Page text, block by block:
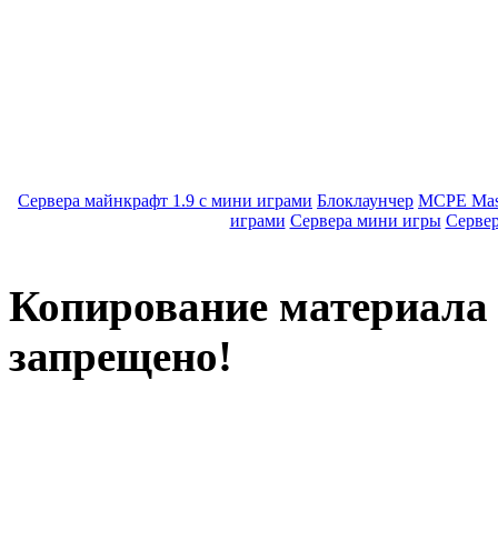
Сервера майнкрафт 1.9 с мини играми Блоклаунчер MCPE
играми Сервера мини игры
Копирование материала
запрещено!